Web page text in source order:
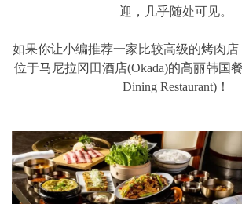
迎，几乎随处可见。
如果你让小编推荐一家比较高级的烤肉
位于马尼拉冈田酒店(Okada)的高丽韩国
Dining Restaurant)！